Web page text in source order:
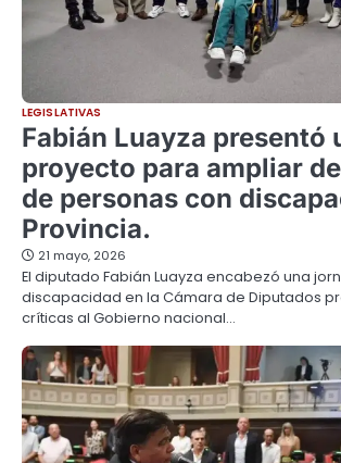
LEGISLATIVAS
Fabián Luayza presentó
proyecto para ampliar
de personas con
Provincia.
21 mayo, 2026
El diputado Fabián Luayza encabezó una
discapacidad en la Cámara de Diputados
críticas al Gobierno nacional…